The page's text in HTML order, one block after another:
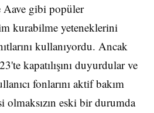
Aave gibi popüler
kurabilme yeteneklerini
kullanıyordu. Ancak
kapatılışını duyurdular ve
fonlarını aktif bakım
olmaksızın eski bir durumda